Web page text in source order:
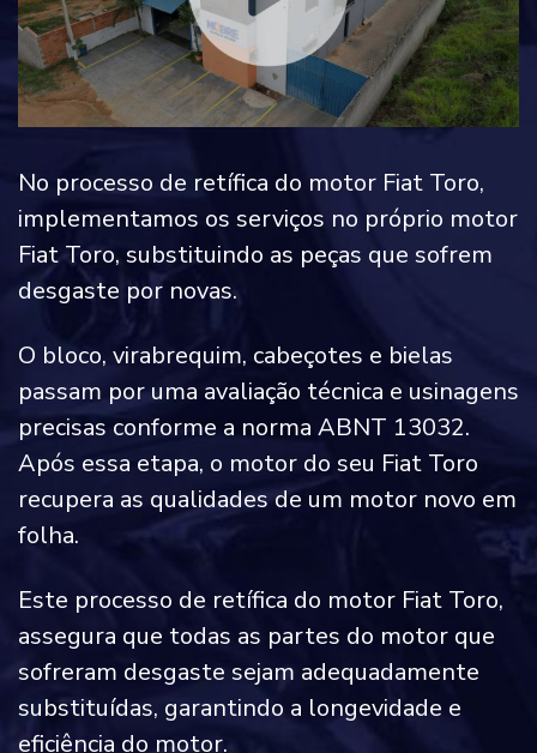
No processo de retífica do motor Fiat Toro,
implementamos os serviços no próprio motor
Fiat Toro, substituindo as peças que sofrem
desgaste por novas.
O bloco, virabrequim, cabeçotes e bielas
passam por uma avaliação técnica e usinagens
precisas conforme a norma ABNT 13032.
Após essa etapa, o motor do seu Fiat Toro
recupera as qualidades de um motor novo em
folha.
Este processo de retífica do motor Fiat Toro,
assegura que todas as partes do motor que
sofreram desgaste sejam adequadamente
substituídas, garantindo a longevidade e
eficiência do motor.